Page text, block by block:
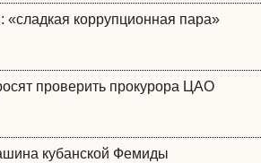
коррупционная пара»
проверить прокурора ЦАО
кубанской Фемиды